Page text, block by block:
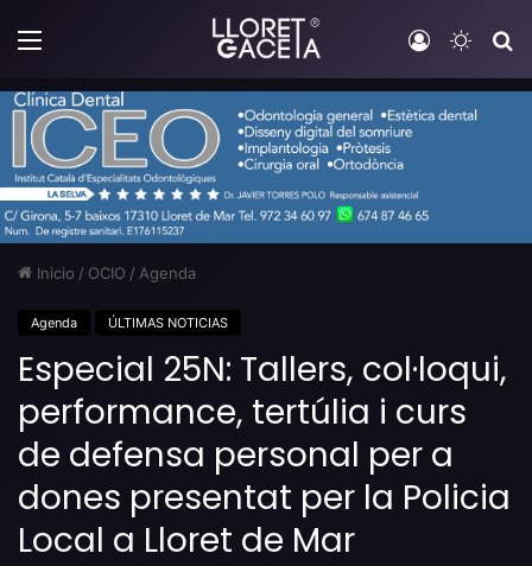
Menú Iniciar
Inicio / OCIO / Agenda
Agenda ÚLTIMAS NOTICIAS
Especial 25N: Tallers, col·loqui,
performance, tertúlia i curs
de defensa personal per a
dones presentat per la Policia
Local a Lloret de Mar